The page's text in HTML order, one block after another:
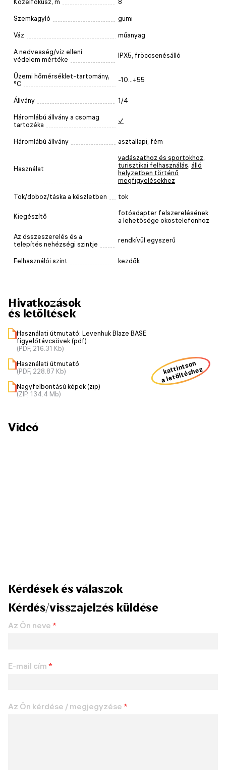
Közelfókusz, m 8
Szemkagyló gumi
Váz műanyag
A nedvesség/víz elleni
védelem mértéke
IPX5, fröccsenésálló
Üzemi hőmérséklet-tartomány,
°C
-10...+55
Állvány 1/4
Háromlábú állvány a csomag
tartozéka
✓
Háromlábú állvány asztallapi, fém
Használat
vadászathoz és sportokhoz,
turisztikai felhasználás, álló
helyzetben történő
megfigyelésekhez
Tok/doboz/táska a készletben tok
Kiegészítő
fotóadapter felszerelésének
a lehetősége okostelefonhoz
Az összeszerelés és a
telepítés nehézségi szintje
rendkívül egyszerű
Felhasználói szint kezdők
Hivatkozások
és letöltések
Használati útmutató: Levenhuk Blaze BASE
figyelőtávcsövek (pdf)
(PDF, 216.31 Kb)
Használati útmutató
(PDF, 228.87 Kb)
Nagyfelbontású képek (zip)
(ZIP, 134.4 Mb)
kattintson
a letöltéshez
Videó
Kérdések és válaszok
Kérdés/visszajelzés küldése
Az Ön neve *
E-mail cím *
Az Ön kérdése / megjegyzése *